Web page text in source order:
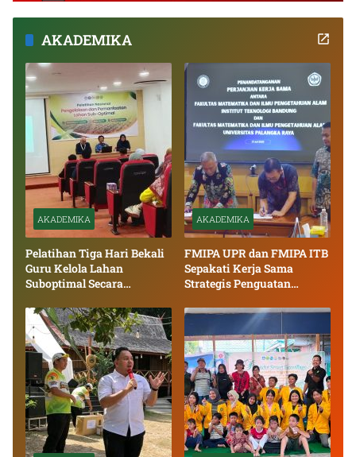
AKADEMIKA
AKADEMIKA
Pelatihan Tiga Hari Bekali
Guru Kelola Lahan
Suboptimal Secara
AKADEMIKA
FMIPA UPR dan FMIPA ITB
Sepakati Kerja Sama
Strategis Penguatan
Tinggi